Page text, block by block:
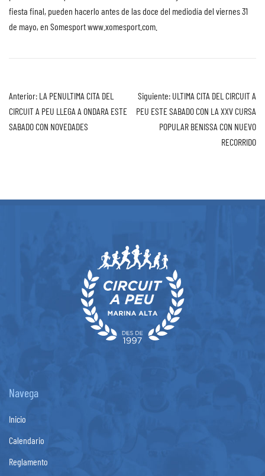
fiesta final, pueden hacerlo antes de las doce del mediodía del viernes 31
de mayo, en Somesport www.xomesport.com.
Anterior: LA PENULTIMA CITA DEL
CIRCUIT A PEU LLEGA A ONDARA ESTE
SABADO CON NOVEDADES
Siguiente: ULTIMA CITA DEL CIRCUIT A
PEU ESTE SABADO CON LA XXV CURSA
POPULAR BENISSA CON NUEVO
RECORRIDO
Navega
Inicio
Calendario
Reglamento